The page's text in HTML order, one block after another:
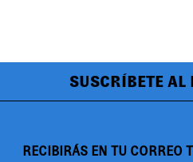
SUSCRÍBETE AL
RECIBIRÁS EN TU CORREO